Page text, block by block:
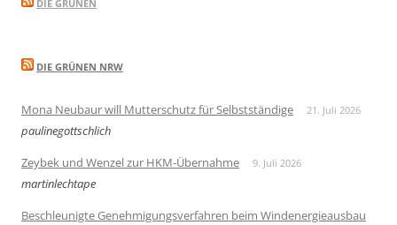
DIE GRÜNEN
DIE GRÜNEN NRW
Mona Neubaur will Mutterschutz für Selbstständige 21. Juli 2026
paulinegottschlich
Zeybek und Wenzel zur HKM-Übernahme
9. Juli 2026
martinlechtape
Beschleunigte Genehmigungsverfahren beim Windenergieausbau